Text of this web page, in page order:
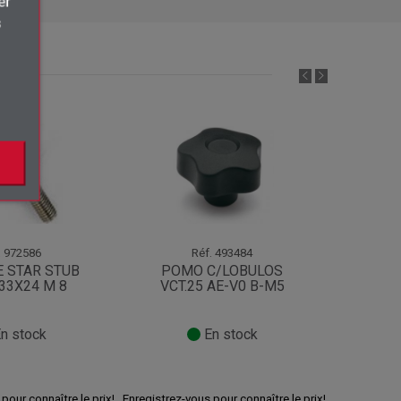
972586
STAR STUB
M 8
stock
Réf. 493484
POMO C/LOBULOS
VCT.25 AE-V0 B-M5
En stock